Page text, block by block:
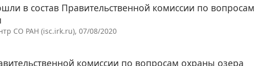
в состав Правительственной комиссии по вопросам
СО РАН (isc.irk.ru), 07/08/2020
комиссии по вопросам охраны озера